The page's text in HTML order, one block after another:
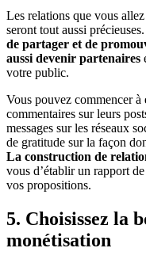
Les relations que vous
seront tout aussi précieuses.
de partager et de
aussi devenir partenaires
votre public.
Vous pouvez commencer à
commentaires sur leurs
messages sur les réseaux
de gratitude sur la façon
La construction de
vous d’établir un rapport
vos propositions.
5. Choisissez la
monétisation